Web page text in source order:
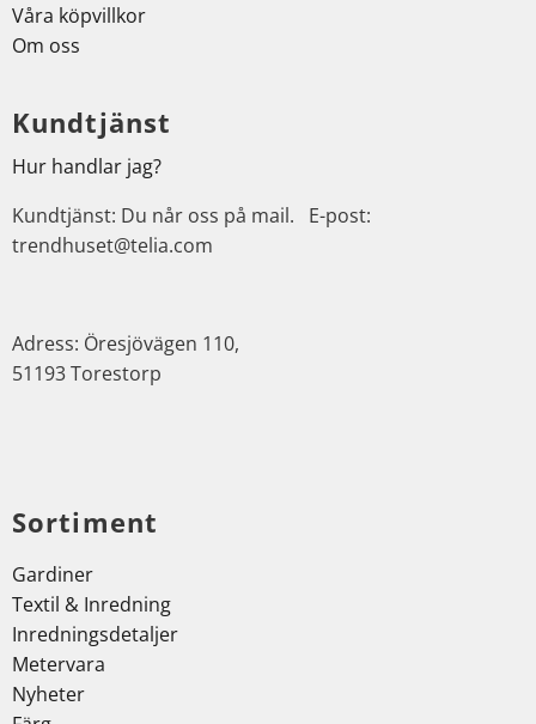
Våra köpvillkor
Om oss
Kundtjänst
Hur handlar jag?
Kundtjänst: Du når oss på mail. E-post:
trendhuset@telia.com
Adress: Öresjövägen 110,
51193 Torestorp
Sortiment
Gardiner
Textil & Inredning
Inredningsdetaljer
Metervara
Nyheter